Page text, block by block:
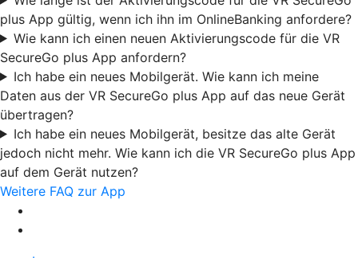
plus App gültig, wenn ich ihn im OnlineBanking anfordere?
Wie kann ich einen neuen Aktivierungscode für die VR
SecureGo plus App anfordern?
Ich habe ein neues Mobilgerät. Wie kann ich meine
Daten aus der VR SecureGo plus App auf das neue Gerät
übertragen?
Ich habe ein neues Mobilgerät, besitze das alte Gerät
jedoch nicht mehr. Wie kann ich die VR SecureGo plus App
auf dem Gerät nutzen?
Weitere FAQ zur App